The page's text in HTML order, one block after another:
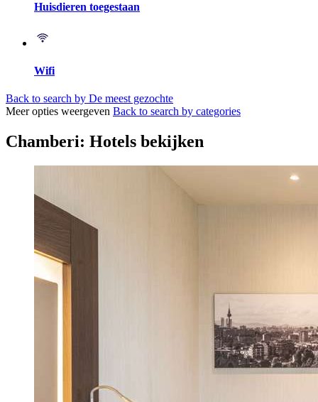
Huisdieren toegestaan
Wifi
Back to search by De meest gezochte
Meer opties weergeven Back to search by categories
Chamberi: Hotels bekijken